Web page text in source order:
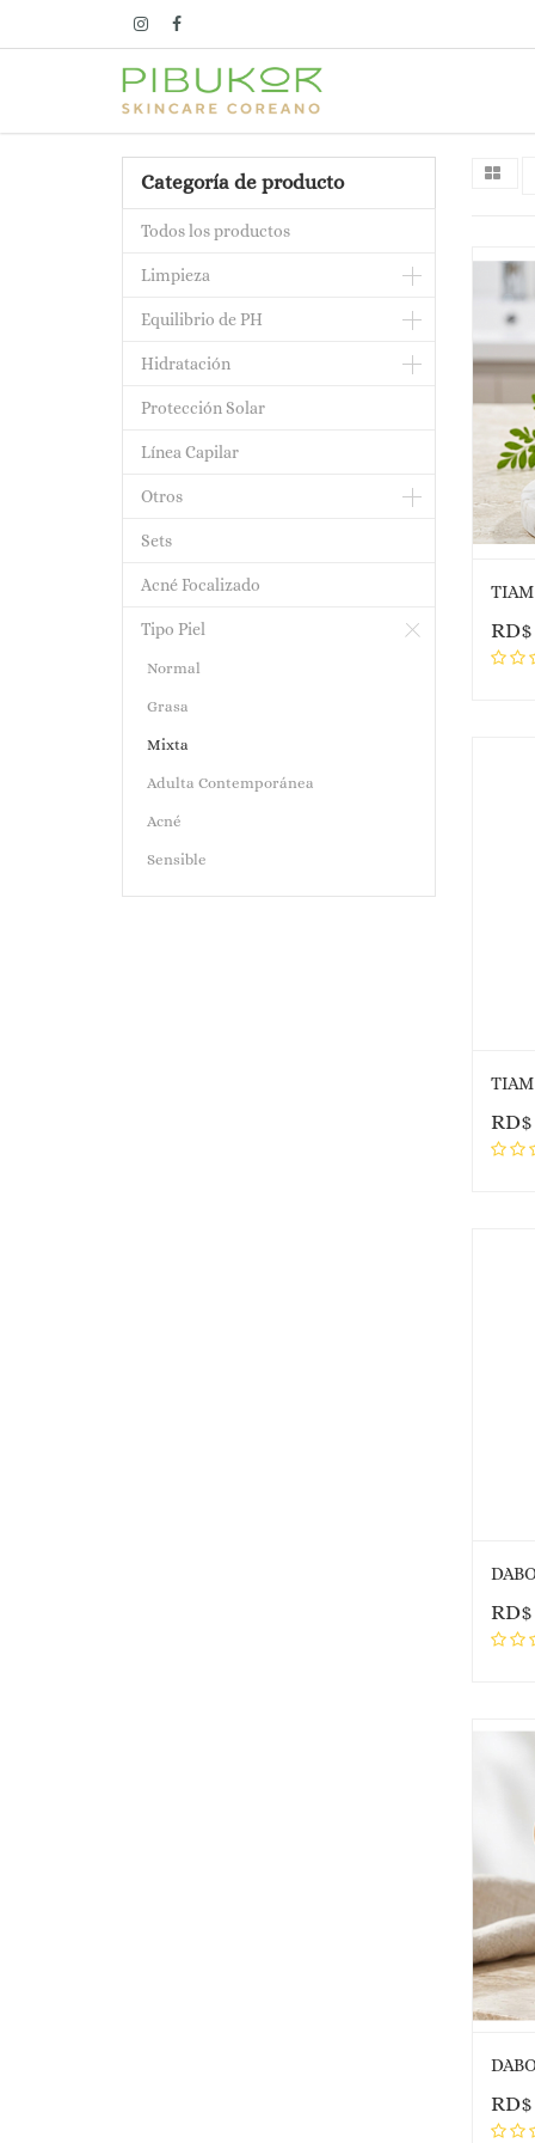
Categoría de producto
Todos los productos
Limpieza
Equilibrio de PH
Hidratación
Protección Solar
Línea Capilar
Otros
Sets
Acné Focalizado
Tipo Piel
Normal
Grasa
Mixta
Adulta Contemporánea
Acné
Sensible